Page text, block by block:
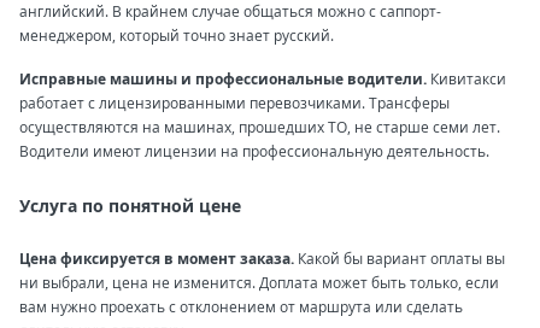
английский. В крайнем случае общаться можно с саппорт-
менеджером, который точно знает русский.
Исправные машины и профессиональные водители. Кивитакси
работает с лицензированными перевозчиками. Трансферы
осуществляются на машинах, прошедших ТО, не старше семи лет.
Водители имеют лицензии на профессиональную деятельность.
Услуга по понятной цене
Цена фиксируется в момент заказа. Какой бы вариант оплаты вы
ни выбрали, цена не изменится. Доплата может быть только, если
вам нужно проехать с отклонением от маршрута или сделать